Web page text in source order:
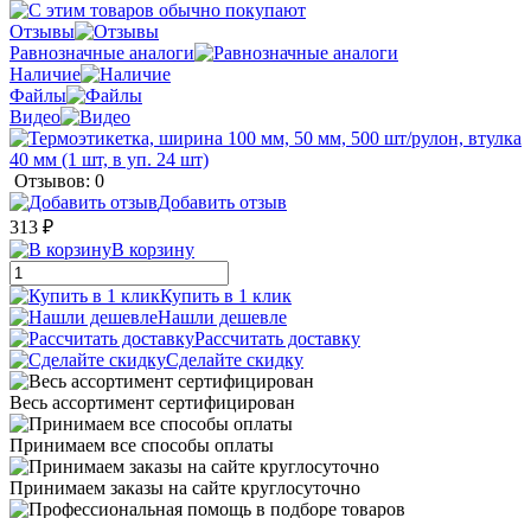
Отзывы
Равнозначные аналоги
Наличие
Файлы
Видео
Отзывов: 0
Добавить отзыв
313 ₽
В корзину
Купить в 1 клик
Нашли дешевле
Рассчитать доставку
Сделайте скидку
Весь ассортимент сертифицирован
Принимаем все способы оплаты
Принимаем заказы на сайте круглосуточно